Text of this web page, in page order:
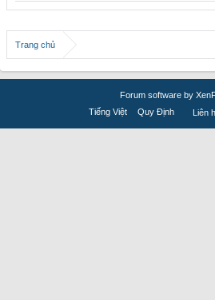
Trang chủ
Forum software by
Tiếng Việt
Quy Định Liên